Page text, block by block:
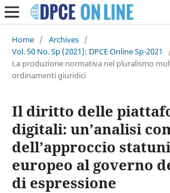
Home / Archives /
Vol. 50 No. Sp (2021): DPCE Online Sp-2021
La produzione normativa nel pluralismo
ordinamenti giuridici
Il diritto delle
digitali: un’analisi
dell’approccio
europeo al governo
di espressione